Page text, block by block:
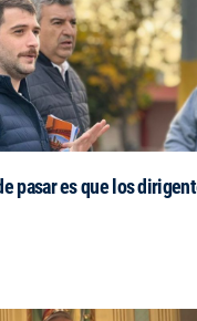
pasar es que los